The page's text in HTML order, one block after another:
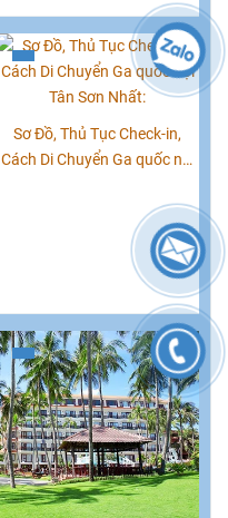
PHAN THIẾT, MŨI NÉ
Sơ Đồ, Thủ Tục Check-in,
Cách Di Chuyển Ga quốc nội